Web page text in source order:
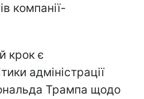
компанії-
крок є
адміністрації
Трампа щодо